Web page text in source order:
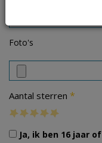
Foto's
Aantal sterren *
Ja, ik ben 16 jaar